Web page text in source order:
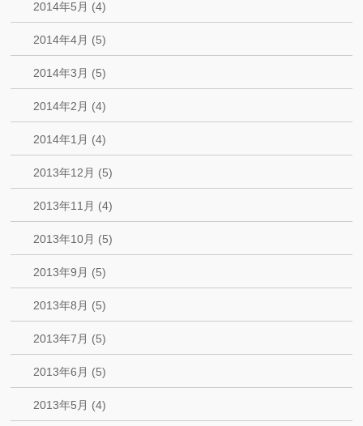
2014年5月 (4)
2014年4月 (5)
2014年3月 (5)
2014年2月 (4)
2014年1月 (4)
2013年12月 (5)
2013年11月 (4)
2013年10月 (5)
2013年9月 (5)
2013年8月 (5)
2013年7月 (5)
2013年6月 (5)
2013年5月 (4)